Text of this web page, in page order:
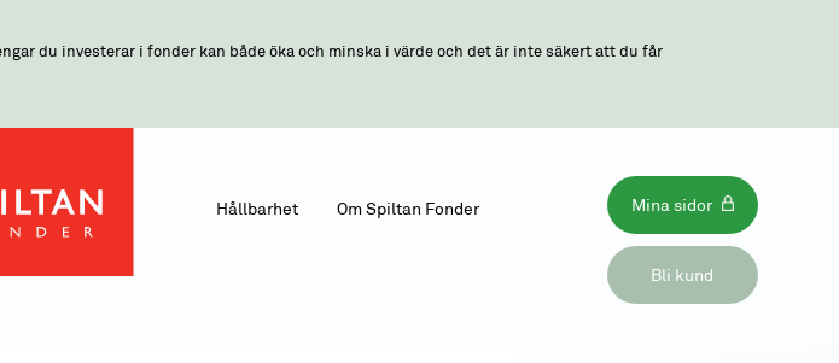
du investerar i fonder kan både öka och minska i värde och det är inte säkert att du får
Bli kund
Mina sidor
Om Spiltan Fonder
Hållbarhet